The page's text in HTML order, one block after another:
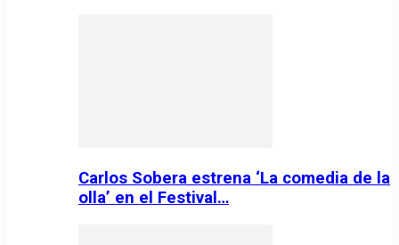
Carlos Sobera estrena ‘La comedia de la
olla’ en el Festival…